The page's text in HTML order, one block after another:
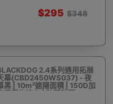
$295 $348
2.4系列通用拓展
幕(CBD2450WS037) - 夜
黑 | 10m²遮陽面積 | 150D加
黑膠牛津布 | 防雨防曬